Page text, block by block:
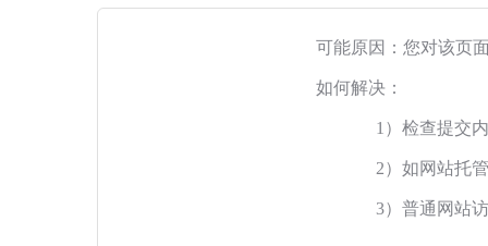
可能原因：您对该页
如何解决：
1）检查提交
2）如网站托
3）普通网站